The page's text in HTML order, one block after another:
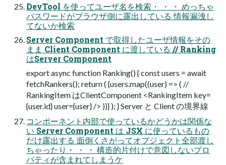
DevTool を使ってユーザ名を検索・ ・ ・ めっちゃ
パスワードがブラウザ側に露出している 情報漏洩し
てないか検索
Server Component で取得したユーザ情報をその
まま Client Component に渡している // Ranking
はServer Component
export async function Ranking() { const users = await
fetchRankers(); return ( {users.map((user) => ( //
RankingItem はClientComponent <RankingItem key=
{user.id} user={user} /> ))} ); } Server と Client の境界線
コンポーネント内部で使っているかどうかは関係な
い Server Component は JSX に使っているもの
だけ露出する 面倒くさがってオブジェクト全部渡し
ちゃったり・ ・ ・ 構造的片付けで意図しないプロ
パティが含まれてしまうケ